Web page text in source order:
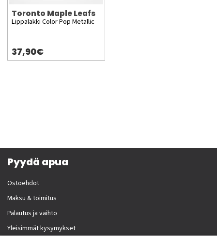
Toronto Maple Leafs
Lippalakki Color Pop Metallic
37,90€
Pyydä apua
Ostoehdot
Maksu & toimitus
Palautus ja vaihto
Yleisimmät kysymykset